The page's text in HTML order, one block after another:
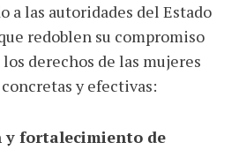
a las autoridades del Estado
redoblen su compromiso
derechos de las mujeres
y efectivas:
y fortalecimiento de